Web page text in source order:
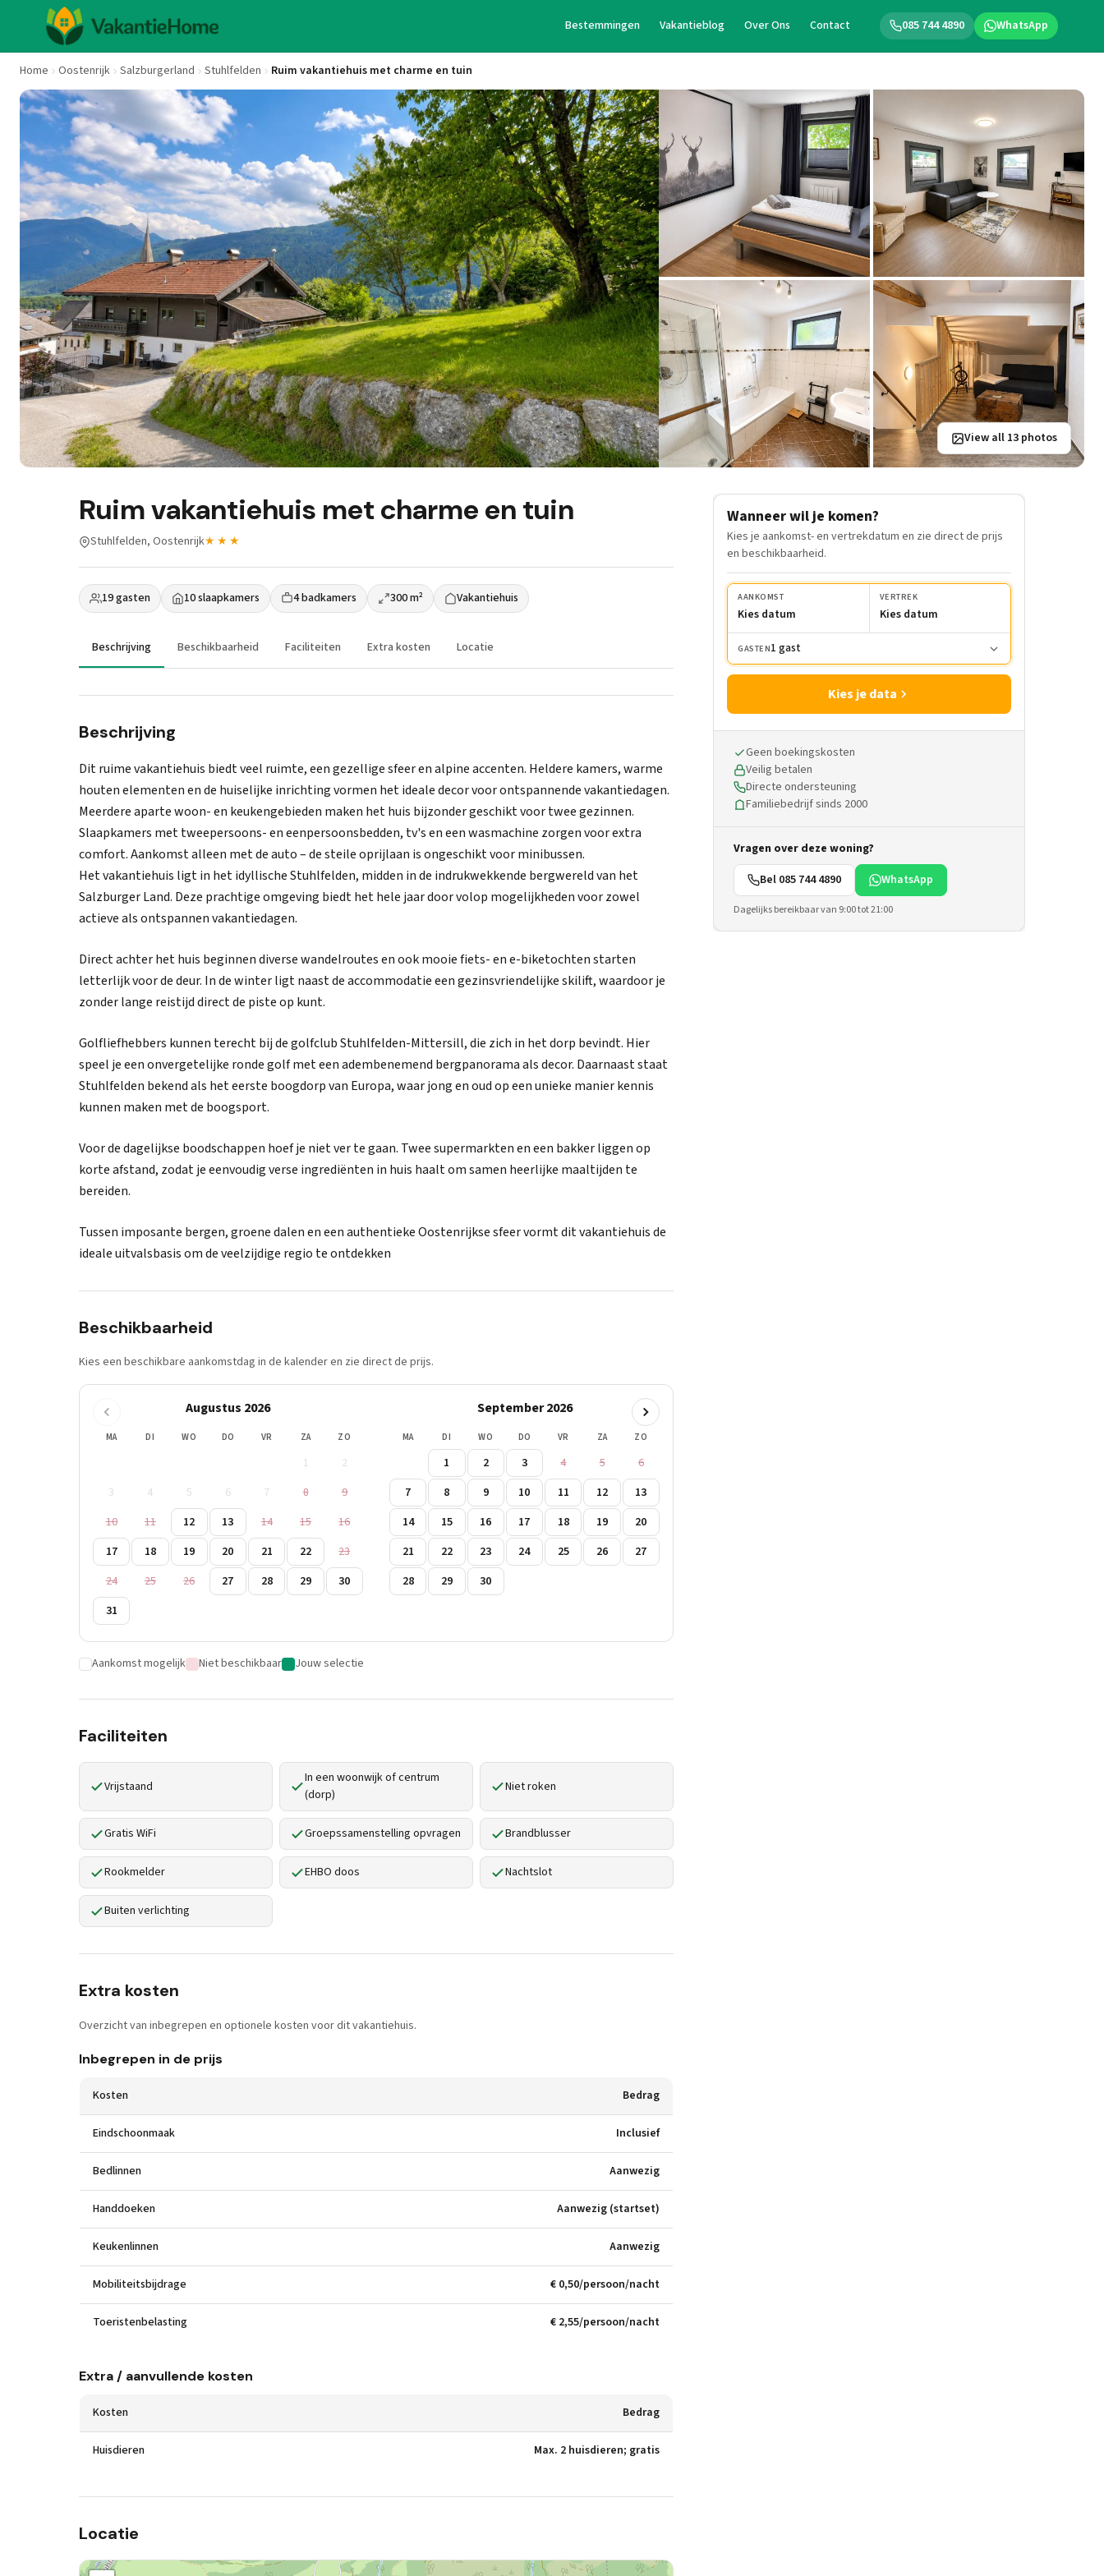
085 744 4890 WhatsApp
Bestemmingen Vakantieblog Over Ons Contact
Home Oostenrijk Salzburgerland Stuhlfelden Ruim vakantiehuis met charme en tuin
View all 13 photos
Ruim vakantiehuis met charme en tuin
Stuhlfelden, Oostenrijk★★★
19 gasten 10 slaapkamers 4 badkamers 300 m² Vakantiehuis
Beschrijving Beschikbaarheid Faciliteiten Extra kosten Locatie
Beschrijving
Dit ruime vakantiehuis biedt veel ruimte, een gezellige sfeer en alpine accenten. Heldere kamers, warme
houten elementen en de huiselijke inrichting vormen het ideale decor voor ontspannende vakantiedagen.
Meerdere aparte woon- en keukengebieden maken het huis bijzonder geschikt voor twee gezinnen.
Slaapkamers met tweepersoons- en eenpersoonsbedden, tv's en een wasmachine zorgen voor extra
comfort. Aankomst alleen met de auto – de steile oprijlaan is ongeschikt voor minibussen.
Het vakantiehuis ligt in het idyllische Stuhlfelden, midden in de indrukwekkende bergwereld van het
Salzburger Land. Deze prachtige omgeving biedt het hele jaar door volop mogelijkheden voor zowel
actieve als ontspannen vakantiedagen.
Direct achter het huis beginnen diverse wandelroutes en ook mooie fiets- en e-biketochten starten
letterlijk voor de deur. In de winter ligt naast de accommodatie een gezinsvriendelijke skilift, waardoor je
zonder lange reistijd direct de piste op kunt.
Golfliefhebbers kunnen terecht bij de golfclub Stuhlfelden-Mittersill, die zich in het dorp bevindt. Hier
speel je een onvergetelijke ronde golf met een adembenemend bergpanorama als decor. Daarnaast staat
Stuhlfelden bekend als het eerste boogdorp van Europa, waar jong en oud op een unieke manier kennis
kunnen maken met de boogsport.
Voor de dagelijkse boodschappen hoef je niet ver te gaan. Twee supermarkten en een bakker liggen op
korte afstand, zodat je eenvoudig verse ingrediënten in huis haalt om samen heerlijke maaltijden te
bereiden.
Tussen imposante bergen, groene dalen en een authentieke Oostenrijkse sfeer vormt dit vakantiehuis de
ideale uitvalsbasis om de veelzijdige regio te ontdekken
Beschikbaarheid
Kies een beschikbare aankomstdag in de kalender en zie direct de prijs.
Augustus 2026
MA DI WO DO VR ZA ZO
1
2
3
4 5 6 7 8
9
10
11 12 13 14 15
16
17
18 19 20 21 22
23
24
25 26 27 28 29
30
31
September 2026
MA DI WO DO VR ZA ZO
1 2 3 4 5
6
7
8 9 10 11 12
13
14
15 16 17 18 19
20
21
22 23 24 25 26
27
28
29 30
Aankomst mogelijk Niet beschikbaar Jouw selectie
Faciliteiten
Vrijstaand
In een woonwijk of centrum
(dorp)
Niet roken
Gratis WiFi Groepssamenstelling opvragen Brandblusser
Rookmelder EHBO doos Nachtslot
Buiten verlichting
Extra kosten
Overzicht van inbegrepen en optionele kosten voor dit vakantiehuis.
Inbegrepen in de prijs
Kosten Bedrag
Eindschoonmaak Inclusief
Bedlinnen Aanwezig
Handdoeken Aanwezig (startset)
Keukenlinnen Aanwezig
Mobiliteitsbijdrage € 0,50/persoon/nacht
Toeristenbelasting € 2,55/persoon/nacht
Extra / aanvullende kosten
Kosten Bedrag
Huisdieren Max. 2 huisdieren; gratis
Locatie
Wanneer wil je komen?
Kies je aankomst- en vertrekdatum en zie direct de prijs
en beschikbaarheid.
AANKOMST
Kies datum
VERTREK
Kies datum
GASTEN1 gast
Kies je data
Geen boekingskosten
Veilig betalen
Directe ondersteuning
Familiebedrijf sinds 2000
Vragen over deze woning?
Bel 085 744 4890
WhatsApp
Dagelijks bereikbaar van 9:00 tot 21:00